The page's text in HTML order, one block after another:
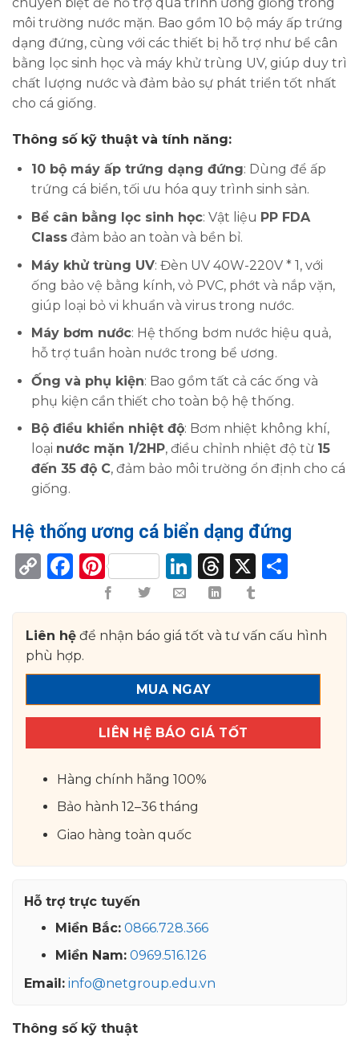
chuyên biệt để hỗ trợ quá trình ương giống trong
môi trường nước mặn. Bao gồm 10 bộ máy ấp trứng
dạng đứng, cùng với các thiết bị hỗ trợ như bể cân
bằng lọc sinh học và máy khử trùng UV, giúp duy trì
chất lượng nước và đảm bảo sự phát triển tốt nhất
cho cá giống.
Thông số kỹ thuật và tính năng:
10 bộ máy ấp trứng dạng đứng: Dùng để ấp
trứng cá biển, tối ưu hóa quy trình sinh sản.
Bể cân bằng lọc sinh học: Vật liệu PP FDA
Class đảm bảo an toàn và bền bỉ.
Máy khử trùng UV: Đèn UV 40W-220V * 1, với
ống bảo vệ bằng kính, vỏ PVC, phớt và nắp vặn,
giúp loại bỏ vi khuẩn và virus trong nước.
Máy bơm nước: Hệ thống bơm nước hiệu quả,
hỗ trợ tuần hoàn nước trong bể ương.
Ống và phụ kiện: Bao gồm tất cả các ống và
phụ kiện cần thiết cho toàn bộ hệ thống.
Bộ điều khiển nhiệt độ: Bơm nhiệt không khí,
loại nước mặn 1/2HP, điều chỉnh nhiệt độ từ 15
đến 35 độ C, đảm bảo môi trường ổn định cho cá
giống.
Hệ thống ương cá biển dạng đứng
CopyFacebook
PinterestLinkedIn
Threads
X
Liên hệ để nhận báo giá tốt và tư vấn cấu hình
phù hợp.
MUA NGAY
LIÊN HỆ BÁO GIÁ TỐT
Hàng chính hãng 100%
Bảo hành 12–36 tháng
Giao hàng toàn quốc
Hỗ trợ trực tuyến
Miền Bắc: 0866.728.366
Miền Nam: 0969.516.126
Email: info@netgroup.edu.vn
Thông số kỹ thuật